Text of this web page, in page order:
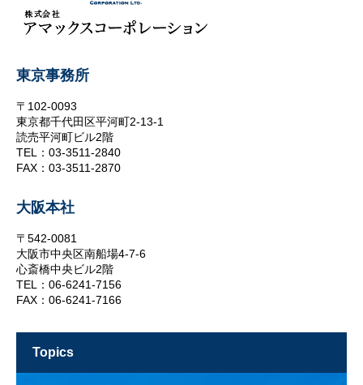
東京事務所
〒102-0093
東京都千代田区平河町2-13-1
読売平河町ビル2階
TEL：03-3511-2840
FAX：03-3511-2870
大阪本社
〒542-0081
大阪市中央区南船場4-7-6
心斎橋中央ビル2階
TEL：06-6241-7156
FAX：06-6241-7166
topics